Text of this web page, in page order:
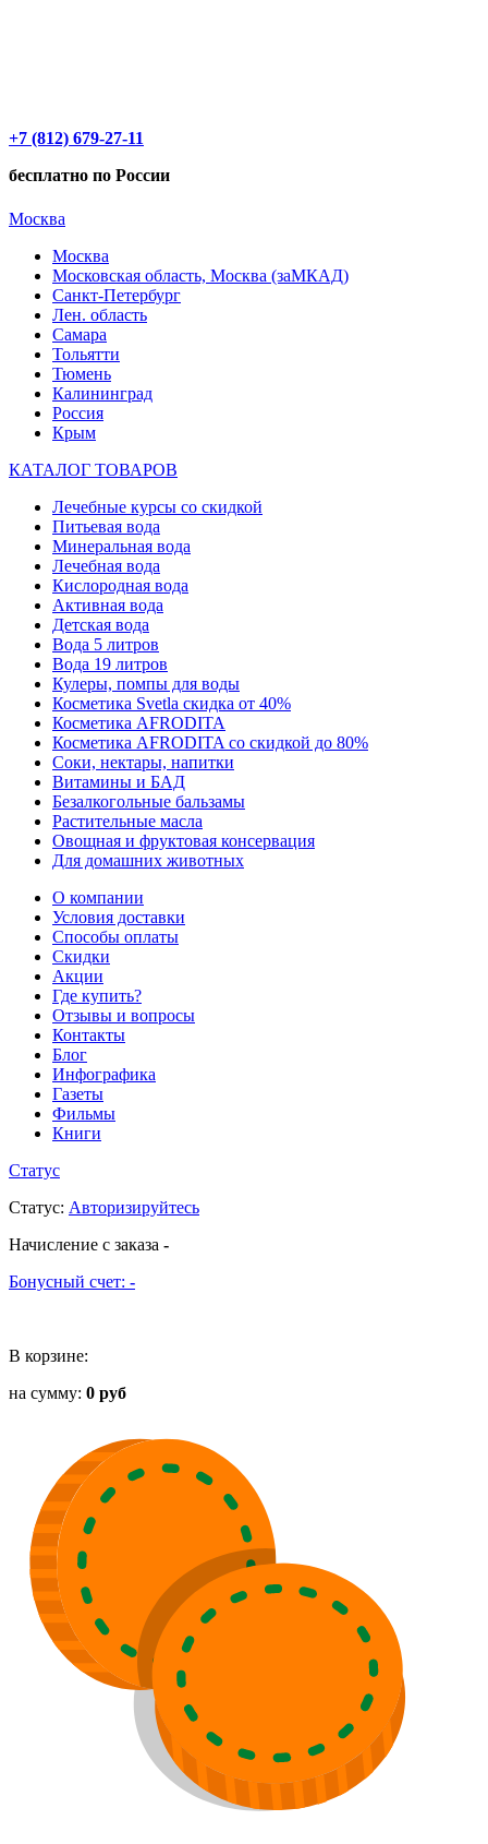
+7 (812) 679-27-11
бесплатно по России
Москва
Москва
Московская область, Москва (заМКАД)
Санкт-Петербург
Лен. область
Самара
Тольятти
Тюмень
Калининград
Россия
Крым
КАТАЛОГ ТОВАРОВ
Лечебные курсы со скидкой
Питьевая вода
Минеральная вода
Лечебная вода
Кислородная вода
Активная вода
Детская вода
Вода 5 литров
Вода 19 литров
Кулеры, помпы для воды
Косметика Svetla скидка от 40%
Косметика AFRODITA
Косметика AFRODITA со скидкой до 80%
Соки, нектары, напитки
Витамины и БАД
Безалкогольные бальзамы
Растительные масла
Овощная и фруктовая консервация
Для домашних животных
О компании
Условия доставки
Способы оплаты
Скидки
Акции
Где купить?
Отзывы и вопросы
Контакты
Блог
Инфографика
Газеты
Фильмы
Книги
Статус
Статус: Авторизируйтесь
Начисление с заказа -
Бонусный счет: -
В корзине:
на сумму: 0 руб